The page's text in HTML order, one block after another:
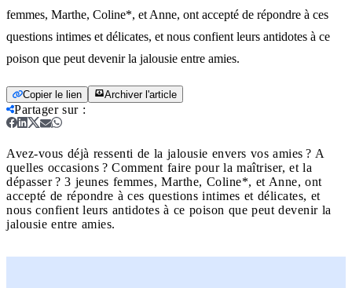
femmes, Marthe, Coline*, et Anne, ont accepté de répondre à ces
questions intimes et délicates, et nous confient leurs antidotes à ce
poison que peut devenir la jalousie entre amies.
Copier le lien Archiver l'article
Partager sur:
Avez-vous déjà ressenti de la jalousie envers vos amies ? A
quelles occasions ? Comment faire pour la maîtriser, et la
dépasser ? 3 jeunes femmes, Marthe, Coline*, et Anne, ont
accepté de répondre à ces questions intimes et délicates, et
nous confient leurs antidotes à ce poison que peut devenir la
jalousie entre amies.